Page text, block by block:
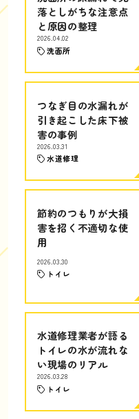
落としがちな注意点
と原因の整理
2026.04.02
洗面所
つなぎ目の水漏れが
引き起こした床下被
害の事例
2026.03.31
水道修理
節約のつもりが大損
害を招く不適切な使
用
2026.03.30
トイレ
水道修理業者が語る
トイレの水が流れな
い現場のリアル
2026.03.28
トイレ